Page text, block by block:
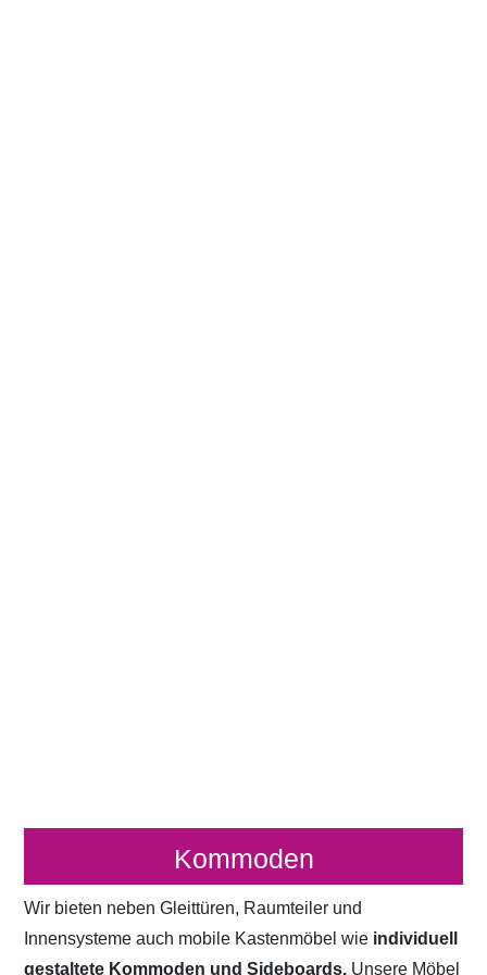
Kommoden
Wir bieten neben Gleittüren, Raumteiler und
Innensysteme auch mobile Kastenmöbel wie individuell
gestaltete Kommoden und Sideboards. Unsere Möbel